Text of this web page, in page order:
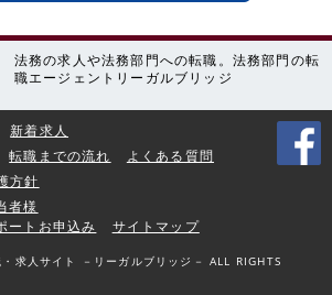
法務の求人や法務部門への転職。法務部門の転
職エージェントリーガルブリッジ
新着求人
転職までの流れ
よくある質問
方針
者様
ートお申込み
サイトマップ
求人サイト －リーガルブリッジ－ ALL RIGHTS